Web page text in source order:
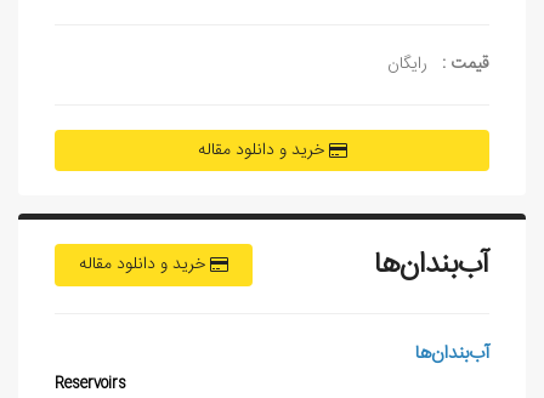
قیمت : رایگان
خرید و دانلود مقاله
خرید و دانلود مقاله آب‌بندان‌ها
آببندانها
Reservoirs